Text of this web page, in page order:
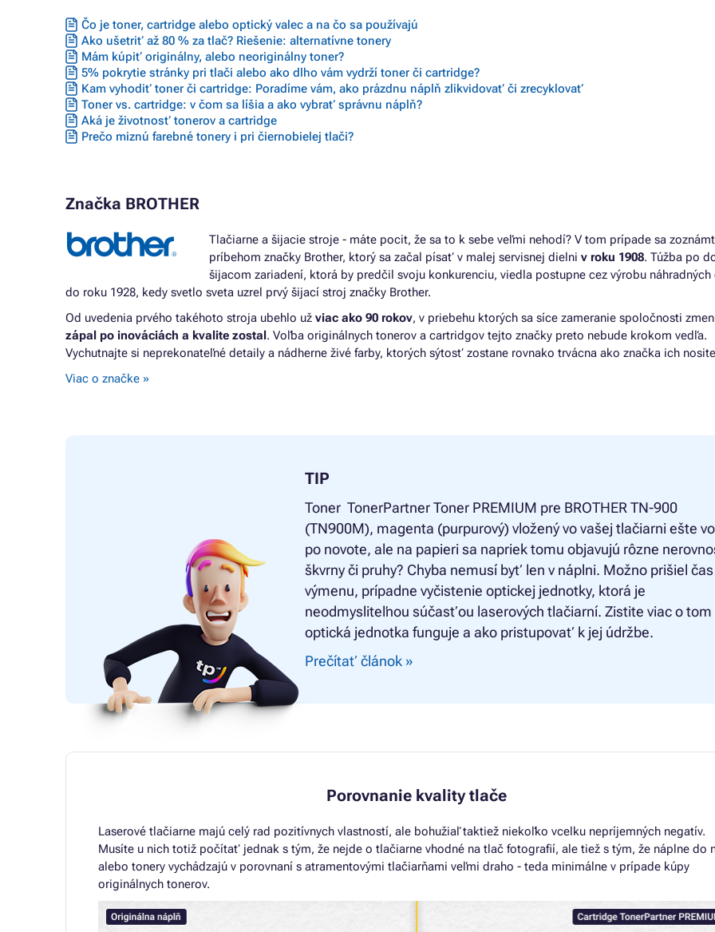
Čo je toner, cartridge alebo optický valec a na čo sa používajú
Ako ušetriť až 80 % za tlač? Riešenie: alternatívne tonery
Mám kúpiť originálny, alebo neoriginálny toner?
5% pokrytie stránky pri tlači alebo ako dlho vám vydrží toner či cartridge?
Kam vyhodiť toner či cartridge: Poradíme vám, ako prázdnu náplň zlikvidovať či zrecyklovať
Toner vs. cartridge: v čom sa líšia a ako vybrať správnu náplň?
Aká je životnosť tonerov a cartridge
Prečo miznú farebné tonery i pri čiernobielej tlači?
Značka BROTHER
Tlačiarne a šijacie stroje - máte pocit, že sa to k sebe veľmi nehodí? V tom prípade sa
príbehom značky Brother, ktorý sa začal písať v malej servisnej dielni v roku 1908. Túžba po
šijacom zariadení, ktorá by predčil svoju konkurenciu, viedla postupne cez výrobu náhradných
do roku 1928, kedy svetlo sveta uzrel prvý šijací stroj značky Brother.
Od uvedenia prvého takéhoto stroja ubehlo už viac ako 90 rokov, v priebehu ktorých sa síce zameranie spoločnosti
zápal po inováciách a kvalite zostal. Voľba originálnych tonerov a cartridgov tejto značky preto nebude krokom vedľa.
Vychutnajte si neprekonateľné detaily a nádherne živé farby, ktorých sýtosť zostane rovnako trvácna ako značka ich
Viac o značke »
TIP
Toner TonerPartner Toner PREMIUM pre BROTHER TN-900
(TN900M), magenta (purpurový) vložený vo vašej tlačiarni ešte
po novote, ale na papieri sa napriek tomu objavujú rôzne
škvrny či pruhy? Chyba nemusí byť len v náplni. Možno prišiel
výmenu, prípadne vyčistenie optickej jednotky, ktorá je
neodmysliteľnou súčasťou laserových tlačiarní. Zistite viac o tom
optická jednotka funguje a ako pristupovať k jej údržbe.
Prečítať článok »
Porovnanie kvality tlače
Laserové tlačiarne majú celý rad pozitívnych vlastností, ale bohužiaľ taktiež niekoľko vcelku nepríjemných negatív.
Musíte u nich totiž počítať jednak s tým, že nejde o tlačiarne vhodné na tlač fotografií, ale tiež s tým, že náplne do
alebo tonery vychádzajú v porovnaní s atramentovými tlačiarňami veľmi draho - teda minimálne v prípade kúpy
originálnych tonerov.